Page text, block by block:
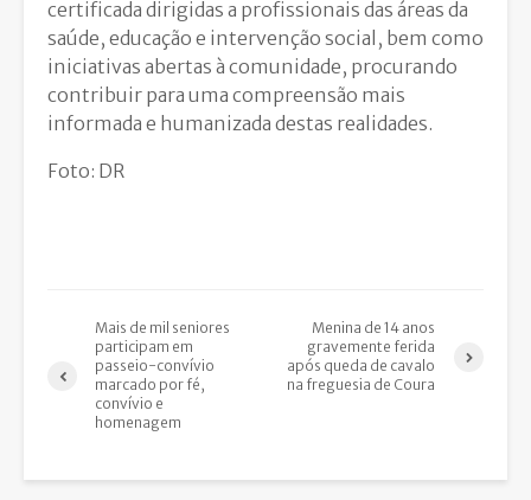
certificada dirigidas a profissionais das áreas da
saúde, educação e intervenção social, bem como
iniciativas abertas à comunidade, procurando
contribuir para uma compreensão mais
informada e humanizada destas realidades.
Foto: DR
Mais de mil seniores
participam em
passeio-convívio
marcado por fé,
convívio e
homenagem
Menina de 14 anos
gravemente ferida
após queda de cavalo
na freguesia de Coura